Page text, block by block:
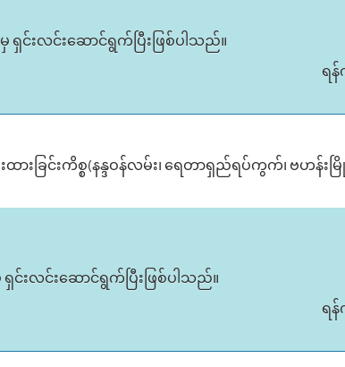
င်းလင်းဆောင်ရွက်ပြီးဖြစ်ပါသည်။
ရ
ထားခြင်းကိစ္စ(နန္ဒဝန်လမ်း၊ ရေတာရှည်ရပ်ကွက်၊ ဗဟန်း
းလင်းဆောင်ရွက်ပြီးဖြစ်ပါသည်။
ရ